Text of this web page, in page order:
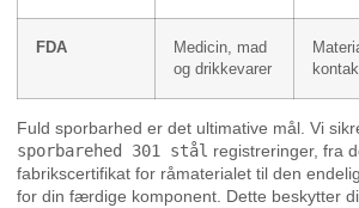
FDA
Medicin, mad
og drikkevarer
Fuld sporbarhed er det ultimative mål. Vi
sporbarehed 301 stål registreringer, fra
fabrikscertifikat for råmaterialet til den
for din færdige komponent. Dette beskytter